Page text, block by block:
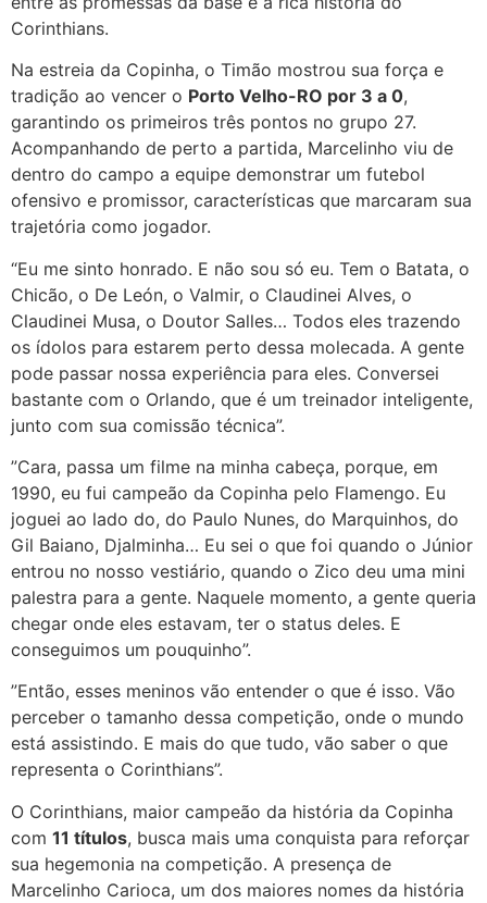
Corinthians.
Na estreia da Copinha, o Timão mostrou sua força e
tradição ao vencer o Porto Velho-RO por 3 a 0,
garantindo os primeiros três pontos no grupo 27.
Acompanhando de perto a partida, Marcelinho viu de
dentro do campo a equipe demonstrar um futebol
ofensivo e promissor, características que marcaram sua
trajetória como jogador.
“Eu me sinto honrado. E não sou só eu. Tem o Batata, o
Chicão, o De León, o Valmir, o Claudinei Alves, o
Claudinei Musa, o Doutor Salles… Todos eles trazendo
os ídolos para estarem perto dessa molecada. A gente
pode passar nossa experiência para eles. Conversei
bastante com o Orlando, que é um treinador inteligente,
junto com sua comissão técnica”.
”Cara, passa um filme na minha cabeça, porque, em
1990, eu fui campeão da Copinha pelo Flamengo. Eu
joguei ao lado do, do Paulo Nunes, do Marquinhos, do
Gil Baiano, Djalminha… Eu sei o que foi quando o Júnior
entrou no nosso vestiário, quando o Zico deu uma mini
palestra para a gente. Naquele momento, a gente queria
chegar onde eles estavam, ter o status deles. E
conseguimos um pouquinho”.
”Então, esses meninos vão entender o que é isso. Vão
perceber o tamanho dessa competição, onde o mundo
está assistindo. E mais do que tudo, vão saber o que
representa o Corinthians”.
O Corinthians, maior campeão da história da Copinha
com 11 títulos, busca mais uma conquista para reforçar
sua hegemonia na competição. A presença de
Marcelinho Carioca, um dos maiores nomes da história